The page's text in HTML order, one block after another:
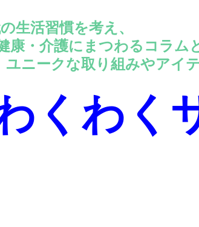
生活習慣を考え、
介護にまつわるコラムと
取り組みやアイテム
くわく